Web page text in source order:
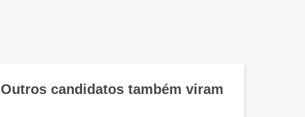
Outros candidatos também viram